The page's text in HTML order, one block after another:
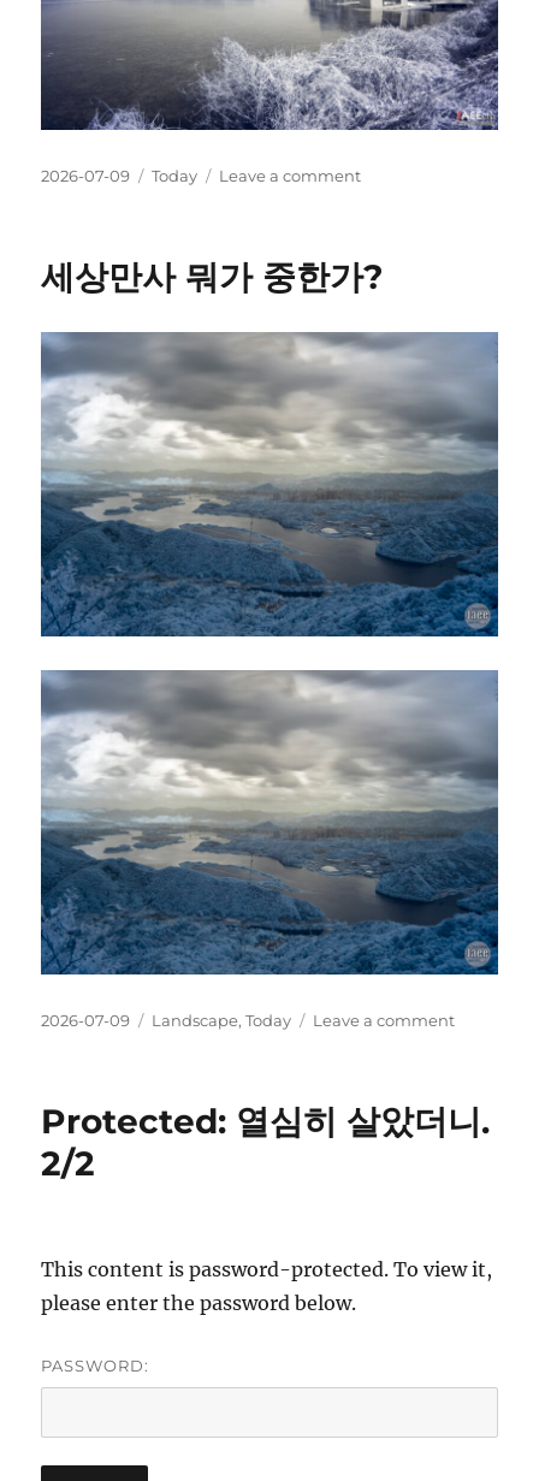
Posted
2026-07-09 Categories
Today Leave a commenton
세상만사 뭐가 중한가?
Posted
2026-07-09 Categories
Landscape,Today Leave a commenton
사
Protected: 열심히 살았더니.
2/2
This content is password-protected. To view it,
please enter the password below.
PASSWORD: